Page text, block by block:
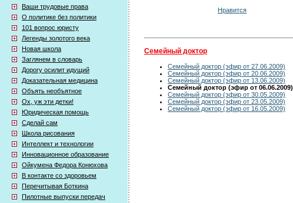
Ваши трудовые права
О политике без политики
101 вопрос юристу
Легенды золотого века
Новая школа
Заглянем в словарь
Дорогу осилит идущий
Доказательная медицина
Объять необъятное
Ох, уж эти детки!
Юридическая помощь
Сделай сам
Школа рисования
Интеллект и технологии
Инновационное образование
Ойкумена Федора Конюхова
В контакте со здоровьем
Перечитывая Боткина
Пилотные выпуски передач
Нравится
Семейный доктор
Семейный доктор (эфир от 27.06.2009)
Семейный доктор (эфир от 20.06.2009)
Семейный доктор (эфир от 13.06.2009)
Семейный доктор (эфир от 06.06.2009)
Семейный доктор (эфир от 30.05.2009)
Семейный доктор (эфир от 23.05.2009)
Семейный доктор (эфир от 16.05.2009)